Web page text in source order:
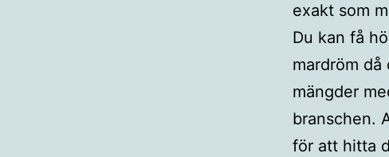
exakt som
Du kan få
mardröm
mängder
branschen.
för att hitta